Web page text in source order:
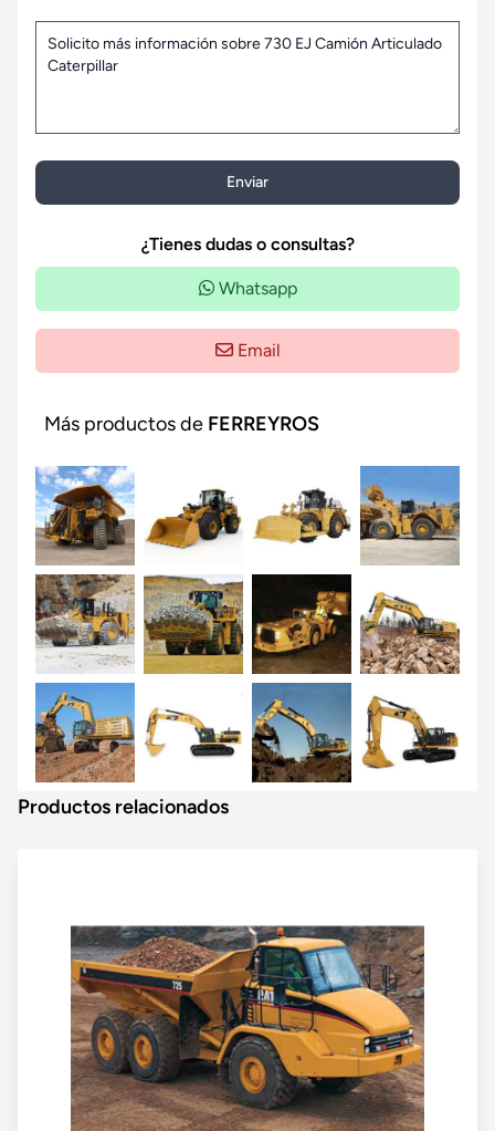
Enviar
¿Tienes dudas o consultas?
Whatsapp
Email
Más productos de FERREYROS
Productos relacionados